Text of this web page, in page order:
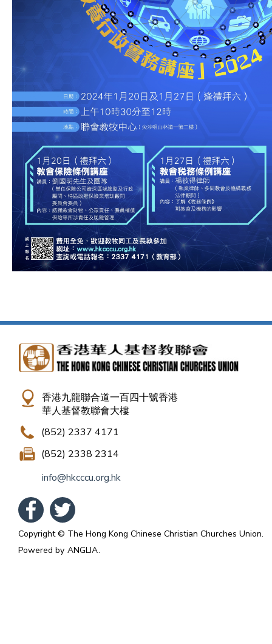
香港九龍聯合道一百四十號香港
華人基督教聯會大樓
(852) 2337 4171
(852) 2338 2314
info@hkcccu.org.hk
Copyright © The Hong Kong Chinese Christian Churches Union.
Powered by ANGLIA.